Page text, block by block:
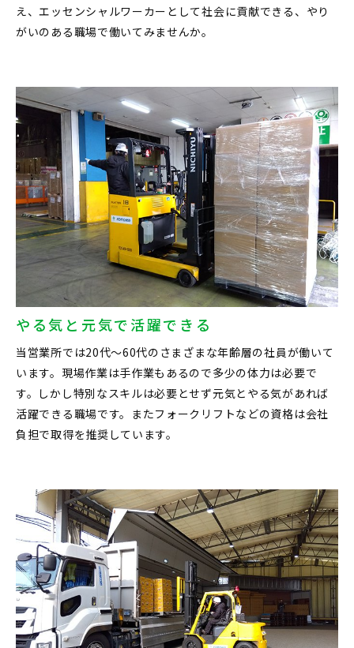
え、エッセンシャルワーカーとして社会に貢献できる、やり
がいのある職場で働いてみませんか。
やる気と元気で活躍できる
当営業所では20代～60代のさまざまな年齢層の社員が働いて
います。現場作業は手作業もあるので多少の体力は必要で
す。しかし特別なスキルは必要とせず元気とやる気があれば
活躍できる職場です。またフォークリフトなどの資格は会社
負担で取得を推奨しています。